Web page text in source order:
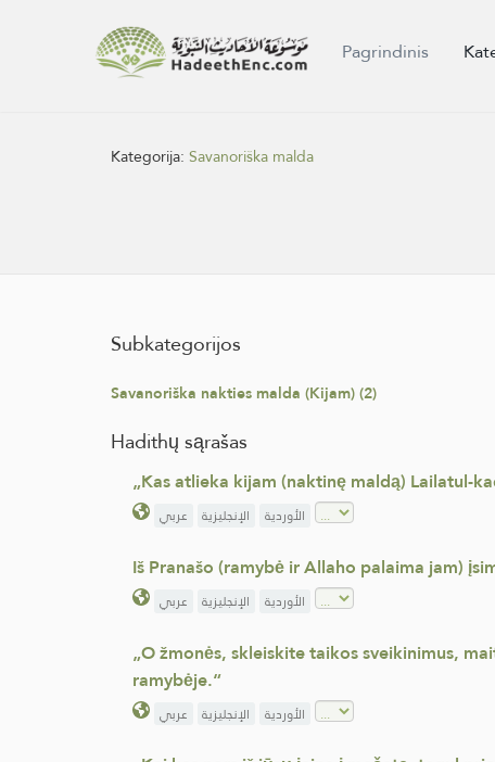
Pagrindinis
Kategorija:Savanoriška malda
Subkategorijos
Savanoriška nakties malda (Kijam) (2)
Hadithų sąrašas
„Kas atlieka kijam (naktinę maldą) Lailatul-
عربي الإنجليزية الأوردية
Iš Pranašo (ramybė ir Allaho palaima jam)
عربي الإنجليزية الأوردية
„O žmonės, skleiskite taikos sveikinimus,
ramybėje.“
عربي الإنجليزية الأوردية